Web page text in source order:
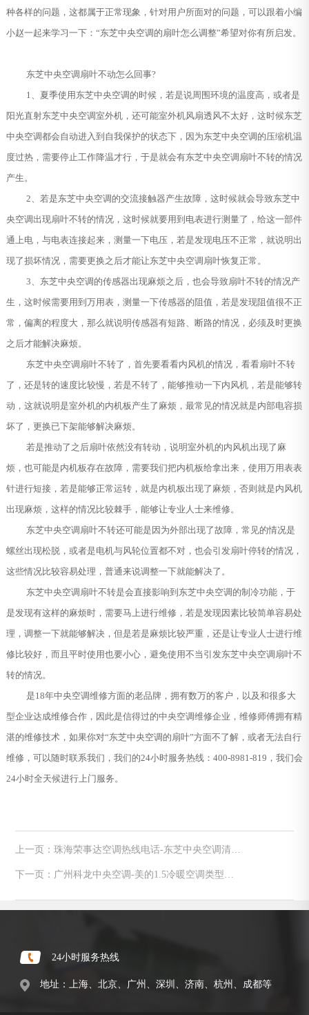
种各样的问题，这都属于正常现象，针对用户所面对的问题，可以跟着小编
小赵一起来学习一下：“东芝中央空调的扇叶怎么调整”希望对你有所启发。
东芝中央空调扇叶不动怎么回事?
1、夏季使用东芝中央空调的时候，若是说周围环境的温度高，或者是
阳光直射东芝中央空调室外机，还可能室外机风扇透风不太好，这时候东芝
中央空调都会自动进入到自我保护的状态下，因为东芝中央空调的压缩机温
度过热，需要停止工作降温才行，于是就会有东芝中央空调扇叶不转的情况
产生。
2、若是东芝中央空调的交流接触器产生故障，这时候就会导致东芝中
央空调出现扇叶不转的情况，这时候就要用到电表进行测量了，给这一部件
通上电，与电表连接起来，测量一下电压，若是发现电压不正常，就说明出
现了损坏情况，需要更换之后才能让东芝中央空调扇叶恢复正常。
3、东芝中央空调的传感器出现麻烦之后，也会导致扇叶不转的情况产
生，这时候需要用到万用表，测量一下传感器的阻值，若是发现阻值很不正
常，偏离的程度大，那么就说明传感器有短路、断路的情况，必须及时更换
之后才能解决麻烦。
东芝中央空调扇叶不转了，首先要看看内风机的情况，看看扇叶不转
了，还是转的速度比较慢，若是不转了，能够推动一下内风机，若是能够转
动，这就说明是室外机的内机板产生了麻烦，最常见的情况就是内部电容损
坏了，更换已下架能够解决麻烦。
若是推动了之后扇叶依然没有转动，说明室外机的内风机出现了麻
烦，也可能是内机板存在故障，需要我们把内机板给拿出来，使用万用表表
针进行短接，若是能够正常运转，就是内机板出现了麻烦，否则就是内风机
出现麻烦，这样的情况比较棘手，能够让专业人士来维修。
东芝中央空调扇叶不转还可能是因为外部出现了故障，常见的情况是
螺丝出现松脱，或者是电机与风轮位置都不对，也会引发扇叶停转的情况，
这些情况比较容易处理，普通来说调整一下就能解决了。
东芝中央空调扇叶不转是会直接影响到东芝中央空调的制冷功能，于
是发现有这样的麻烦时，需要马上进行维修，若是发现因素比较简单容易处
理，调整一下就能够解决，但是若是麻烦比较严重，还是让专业人士进行维
修比较好，而且平时使用也要小心，避免使用不当引发东芝中央空调扇叶不
转的情况。
是18年中央空调维修方面的老品牌，拥有数万的客户，以及和很多大
型企业达成维修合作，因此是信得过的中央空调维修企业，维修师傅拥有精
湛的维修技术，如果你对“东芝中央空调的扇叶”方面不了解，或者无法自行
维修，可以随时联系我们，我们的24小时服务热线：400-8981-819，我们会
24小时全天候进行上门服务。
上一页：珠海荣事达空调热线电话-东芝中央空调清洗
下一页：广州科龙中央空调-美的1.5冷暖空调类型和
24小时服务热线
地址：上海、北京、广州、深圳、济南、杭州、成都等